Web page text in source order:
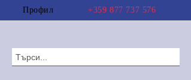
Профил +359 877 737 576